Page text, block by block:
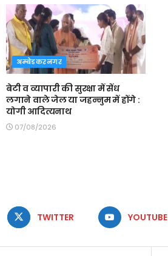
अम्बेडकरनगर
बेटी व व्यापारी की सुरक्षा में सेंध
लगाने वाले जेल या जहन्नुम में होंगे :
योगी आदित्यनाथ
07/08/2026
TWITTER YOUTUBE